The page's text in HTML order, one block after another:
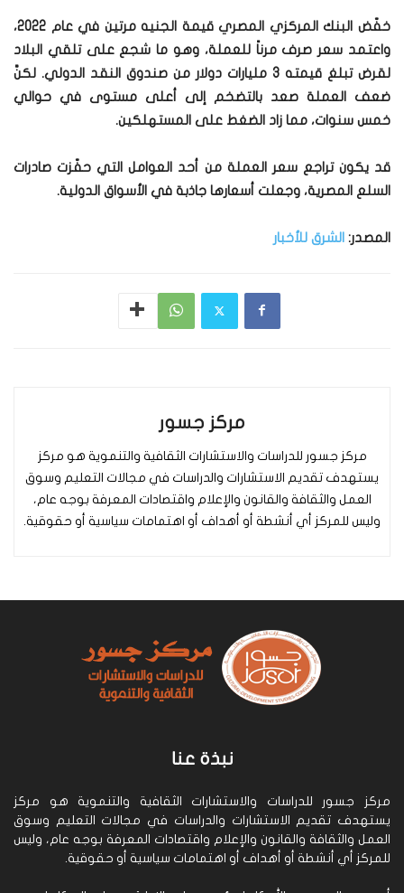
خفّض البنك المركزي المصري قيمة الجنيه مرتين في عام 2022،
واعتمد سعر صرف مرناً للعملة، وهو ما شجع على تلقي البلاد
لقرض تبلغ قيمته 3 مليارات دولار من صندوق النقد الدولي. لكنَّ
ضعف العملة صعد بالتضخم إلى أعلى مستوى في حوالي
خمس سنوات، مما زاد الضغط على المستهلكين.
قد يكون تراجع سعر العملة من أحد العوامل التي حفّزت صادرات
السلع المصرية، وجعلت أسعارها جاذبة في الأسواق الدولية.
المصدر: الشرق للأخبار
مركز جسور
مركز جسور للدراسات والاستشارات الثقافية والتنموية هو مركز
يستهدف تقديم الاستشارات والدراسات في مجالات التعليم وسوق
العمل والثقافة والقانون والإعلام واقتصادات المعرفة بوجه عام،
وليس للمركز أي أنشطة أو أهداف أو اهتمامات سياسية أو حقوقية.
نبذة عنا
مركز جسور للدراسات والاستشارات الثقافية والتنموية هو مركز
يستهدف تقديم الاستشارات والدراسات في مجالات التعليم وسوق
العمل والثقافة والقانون والإعلام واقتصادات المعرفة بوجه عام، وليس
للمركز أي أنشطة أو أهداف أو اهتمامات سياسية أو حقوقية.